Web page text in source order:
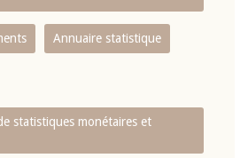
Annuaire statistique
statistiques monétaires et